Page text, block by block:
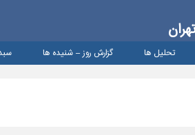
تحلیل ها گزارش روز – شنيده ها